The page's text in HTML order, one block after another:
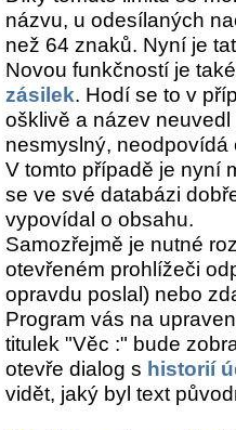
názvu, u odesílaných
než 64 znaků. Nyní je
Novou funkčností je
zásilek. Hodí se to v
ošklivě a název
nesmyslný,
V tomto případě je nyní
se ve své databázi
vypovídal o obsahu.
Samozřejmě je nutné
otevřeném prohlížeči
opravdu poslal) nebo
Program vás na
titulek "Věc :" bude
otevře dialog s historií
vidět, jaký byl text